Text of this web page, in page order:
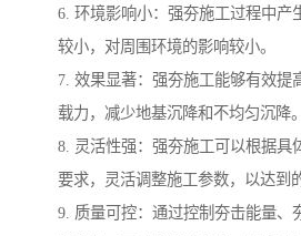
6. 环境影响小：强夯施工过程中产
较小，对周围环境的影响较小。
7. 效果显著：强夯施工能够有效提
载力，减少地基沉降和不均匀沉降。
8. 灵活性强：强夯施工可以根据具
要求，灵活调整施工参数，以达到
9. 质量可控：通过控制夯击能量、